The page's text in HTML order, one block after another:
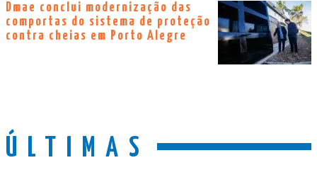
Dmae conclui modernização das
comportas do sistema de proteção
contra cheias em Porto Alegre
ÚLTIMAS